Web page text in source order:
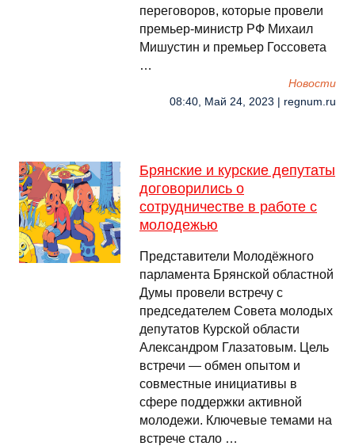
переговоров, которые провели
премьер-министр РФ Михаил
Мишустин и премьер Госсовета
…
Новости
08:40, Май 24, 2023 | regnum.ru
Брянские и курские депутаты
договорились о
сотрудничестве в работе с
молодежью
Представители Молодёжного
парламента Брянской областной
Думы провели встречу с
председателем Совета молодых
депутатов Курской области
Александром Глазатовым. Цель
встречи — обмен опытом и
совместные инициативы в
сфере поддержки активной
молодежи. Ключевые темами на
встрече стало …